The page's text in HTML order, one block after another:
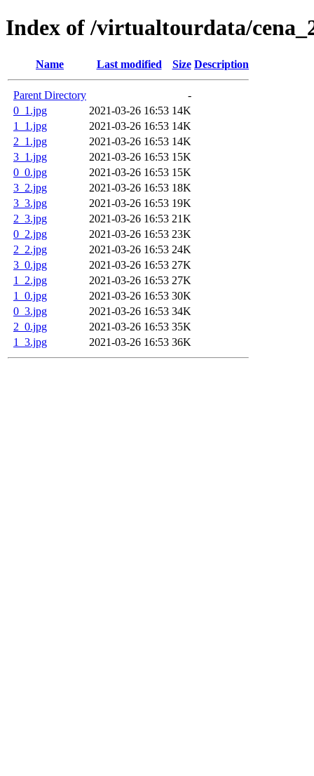
Index of /virtualtourdata/
Name Last modified Size Description
Parent Directory
-
0_1.jpg
2021-03-26 16:53 14K
1_1.jpg
2021-03-26 16:53 14K
2_1.jpg
2021-03-26 16:53 14K
3_1.jpg
2021-03-26 16:53 15K
0_0.jpg
2021-03-26 16:53 15K
3_2.jpg
2021-03-26 16:53 18K
3_3.jpg
2021-03-26 16:53 19K
2_3.jpg
2021-03-26 16:53 21K
0_2.jpg
2021-03-26 16:53 23K
2_2.jpg
2021-03-26 16:53 24K
3_0.jpg
2021-03-26 16:53 27K
1_2.jpg
2021-03-26 16:53 27K
1_0.jpg
2021-03-26 16:53 30K
0_3.jpg
2021-03-26 16:53 34K
2_0.jpg
2021-03-26 16:53 35K
1_3.jpg
2021-03-26 16:53 36K